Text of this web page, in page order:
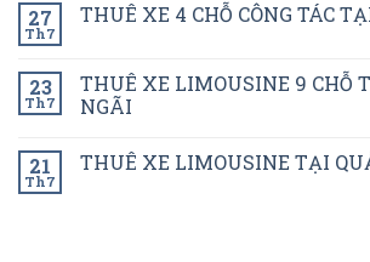
27
Th7
THUÊ XE 4 CHỖ CÔNG TÁC
23
Th7
THUÊ XE LIMOUSINE 9 CHỖ
NGÃI
21
Th7
THUÊ XE LIMOUSINE TẠI